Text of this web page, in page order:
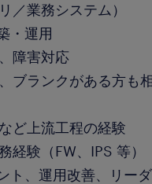
／業務システム）
・運用
障害対応
ブランクがある方も
ど上流工程の経験
経験（FW、IPS 等）
ト、運用改善、リー